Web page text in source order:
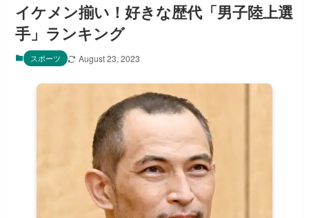
イケメン揃い！好きな歴代「男子陸上選
手」ランキング
スポーツ August 23, 2023